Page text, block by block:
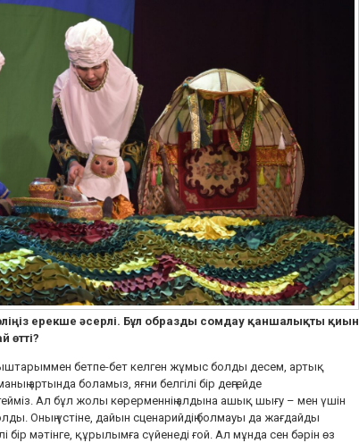
ерекше әсерлі. Бұл образды сомдау қаншалықты қиын
бетпе-бет келген жұмыс болды десем, артық
артында боламыз, яғни белгілі бір деңгейде
Ал бұл жолы көрерменнің алдына ашық шығу – мен үшін
Оның үстіне, дайын сценарийдің болмауы да жағдайды
бір мәтінге, құрылымға сүйенеді ғой. Ал мұнда сен бәрін өз